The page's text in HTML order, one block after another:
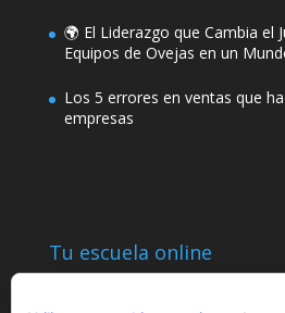
🌍 El Liderazgo que Cambia el
Equipos de Ovejas en un
Los 5 errores en ventas que
empresas
Tu escuela online